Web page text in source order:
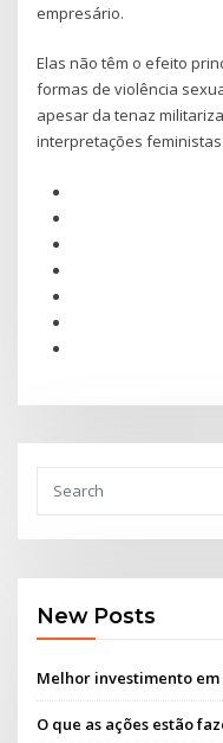
empresário.
Elas não têm o efeito
formas de violência
apesar da tenaz
interpretações
New Posts
Melhor investimento em
O que as ações estão